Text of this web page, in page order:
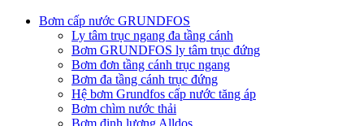
Bơm cấp nước GRUNDFOS
Ly tâm trục ngang đa tầng cánh
Bơm GRUNDFOS ly tâm trục đứng
Bơm đơn tầng cánh trục ngang
Bơm đa tầng cánh trục đứng
Hệ bơm Grundfos cấp nước tăng áp
Bơm chìm nước thải
Bơm định lượng Alldos